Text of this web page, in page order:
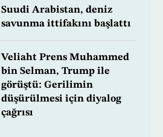
Suudi Arabistan, deniz
savunma ittifakını başlattı
Veliaht Prens Muhammed
bin Selman, Trump ile
görüştü: Gerilimin
düşürülmesi için diyalog
çağrısı